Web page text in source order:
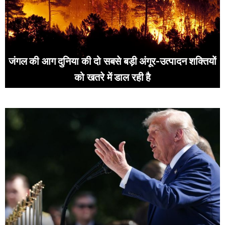
जंगल की आग दुनिया की दो सबसे बड़ी अंगूर-उत्पादन शक्तियों
को खतरे में डाल रही है